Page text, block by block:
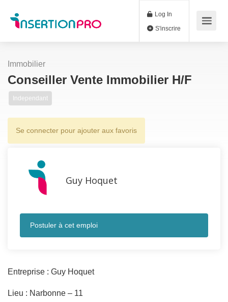
Log In
Immobilier
Conseiller Vente Immobilier H/F
Independant
Se connecter pour ajouter aux favoris
Guy Hoquet
Postuler à cet emploi
Entreprise : Guy Hoquet
Lieu : Narbonne – 11